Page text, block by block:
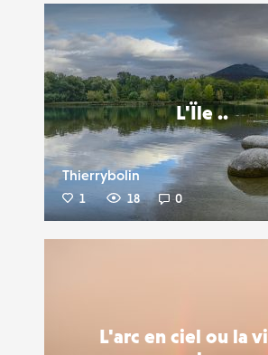
L'Ïle ..
Thierrybolin
1 18 0
L'arc en ciel ou la